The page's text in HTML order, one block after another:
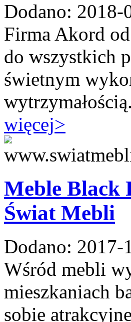
Dodano: 2018-
Firma Akord
do wszystkich
świetnym
więcej>
Meble Black
Świat Mebli
Dodano: 2017-
Wśród mebli
mieszkaniach
sobie